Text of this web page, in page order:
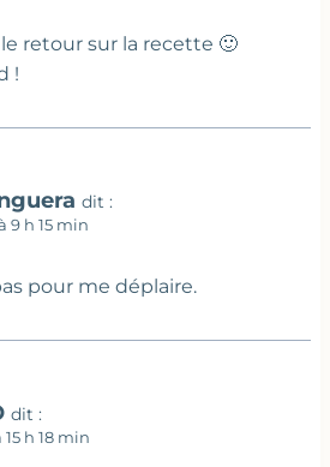
retour sur la recette 🙂
!
dit :
9 h 15 min
pour me déplaire.
dit :
h 18 min